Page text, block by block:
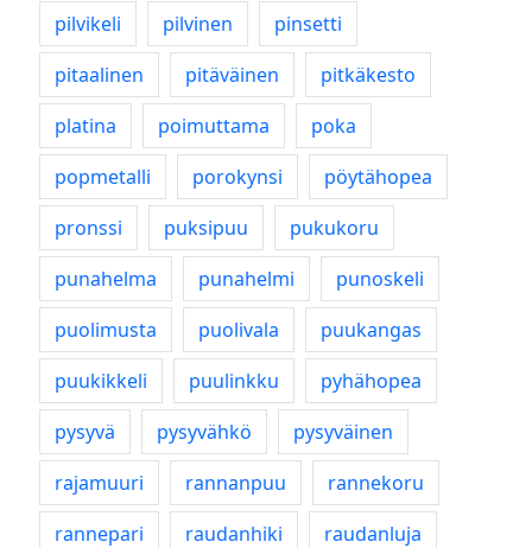
pilvikeli pilvinen
pinsetti
pitaalinen
pitäväinen
pitkäkesto
platina
poimuttama
poka
popmetalli
porokynsi
pöytähopea
pronssi
puksipuu
pukukoru
punahelma
punahelmi
punoskeli
puolimusta
puolivala
puukangas
puukikkeli
puulinkku
pyhähopea
pysyvä
pysyvähkö
pysyväinen
rajamuuri
rannanpuu
rannekoru
rannepari
raudanhiki
raudanluja